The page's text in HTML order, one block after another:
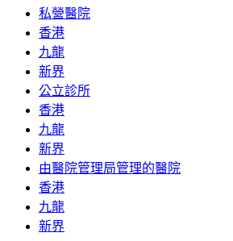
私營醫院
香港
九龍
新界
公立診所
香港
九龍
新界
由醫院管理局管理的醫院
香港
九龍
新界